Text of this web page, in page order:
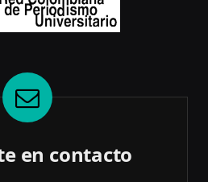
en contacto